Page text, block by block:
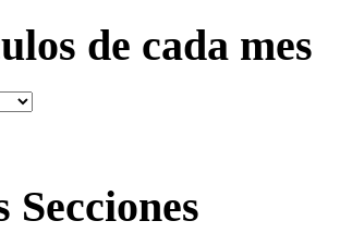
de cada mes
Secciones